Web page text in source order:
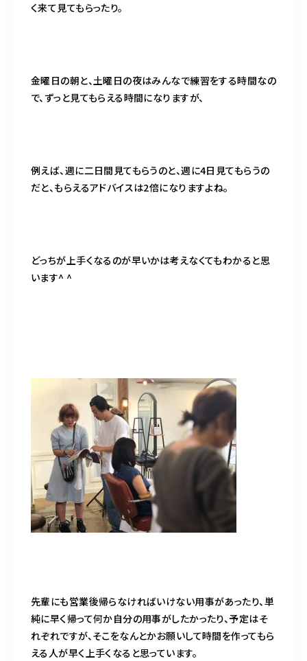
く来て見てもらったり。
金曜日の朝と、土曜日の夜はみんなで練習をする時間なの
で、ずっと見てもらえる時間になりますが、
例えば、週に二日間見てもらうのと、週に4日見てもらうの
だと、もらえるアドバイスは2倍になりますよね。
どっちが上手くなるのが早いかは考えなくてもわかると思
います^ ^
先輩にも営業後帰らなければいけない用事があったり、単
純に早く帰って何か自分の用事がしたかったり、予定はそ
れぞれですが、そこをなんとかお願いして時間を作ってもら
える人が早く上手くなると思っています。